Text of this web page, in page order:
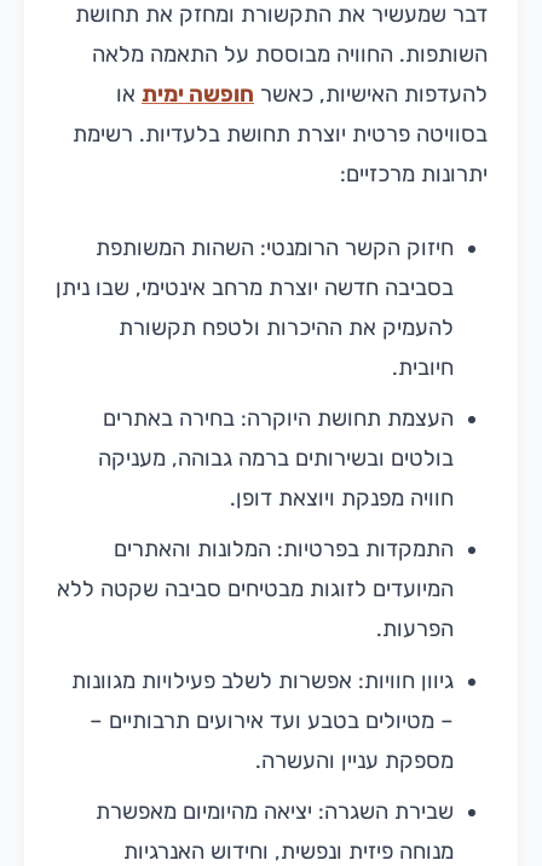
דבר שמעשיר את התקשורת ומחזק את תחושת
השותפות. החוויה מבוססת על התאמה מלאה
להעדפות האישיות, כאשר חופשה ימית או
בסוויטה פרטית יוצרת תחושת בלעדיות. רשימת
יתרונות מרכזיים:
חיזוק הקשר הרומנטי: השהות המשותפת
בסביבה חדשה יוצרת מרחב אינטימי, שבו ניתן
להעמיק את ההיכרות ולטפח תקשורת
חיובית.
העצמת תחושת היוקרה: בחירה באתרים
בולטים ובשירותים ברמה גבוהה, מעניקה
חוויה מפנקת ויוצאת דופן.
התמקדות בפרטיות: המלונות והאתרים
המיועדים לזוגות מבטיחים סביבה שקטה ללא
הפרעות.
גיוון חוויות: אפשרות לשלב פעילויות מגוונות
– מטיולים בטבע ועד אירועים תרבותיים –
מספקת עניין והעשרה.
שבירת השגרה: יציאה מהיומיום מאפשרת
מנוחה פיזית ונפשית, וחידוש האנרגיות